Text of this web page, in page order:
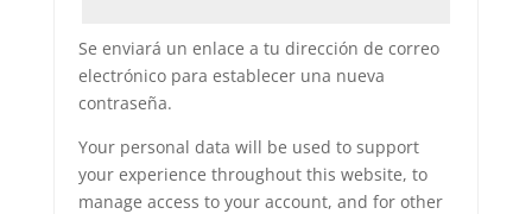
Se enviará un enlace a tu dirección de correo
electrónico para establecer una nueva
contraseña.
Your personal data will be used to support
your experience throughout this website, to
manage access to your account, and for other